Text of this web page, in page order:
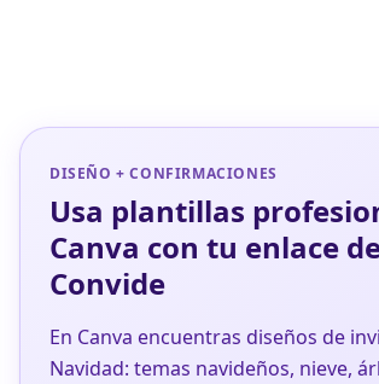
DISEÑO + CONFIRMACIONES
Usa plantillas
Canva con tu enlace
Convide
En Canva encuentras diseños de
Navidad: temas navideños, nieve,